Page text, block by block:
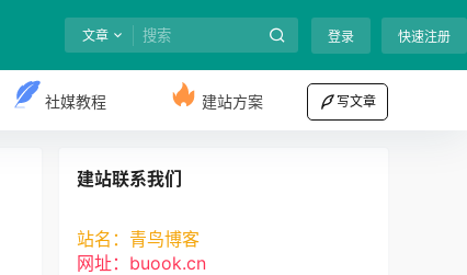
文章 登录 快速注册
社媒教程 建站方案 写文章
建站联系我们
站名：青鸟博客
网址：buook.cn